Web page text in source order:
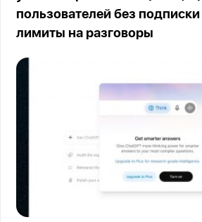
пользователей без
лимиты на разговоры